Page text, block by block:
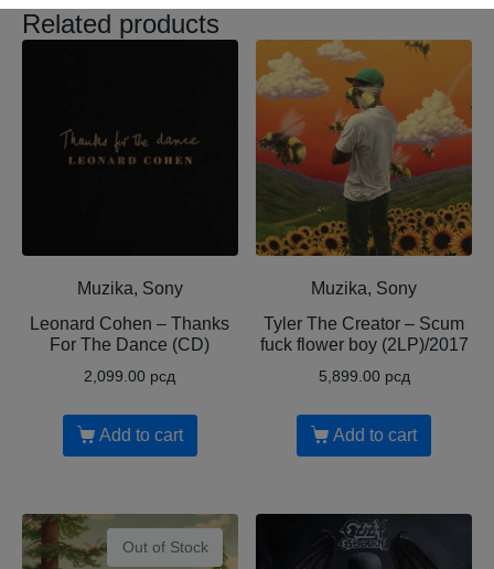
Related products
Muzika, Sony
Leonard Cohen ‎– Thanks
For The Dance (CD)
2,099.00 рсд
Add to cart
Muzika, Sony
Tyler The Creator ‎– Scum
fuck flower boy (2LP)/2017
5,899.00 рсд
Add to cart
Out of Stock